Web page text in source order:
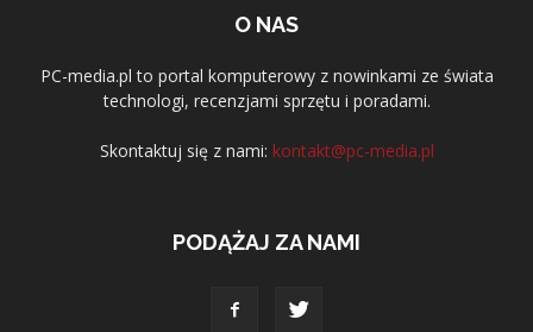
O NAS
PC-media.pl to portal komputerowy z nowinkami ze świata
technologi, recenzjami sprzętu i poradami.
Skontaktuj się z nami: kontakt@pc-media.pl
PODĄŻAJ ZA NAMI